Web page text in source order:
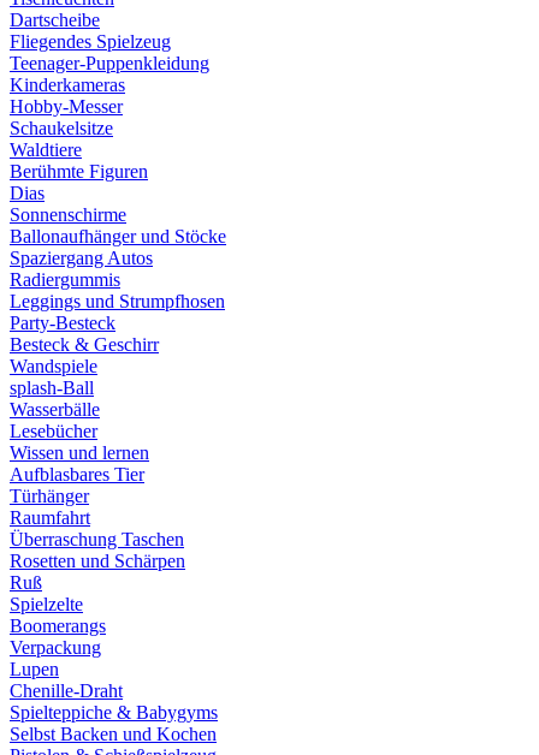
Dartscheibe
Fliegendes Spielzeug
Teenager-Puppenkleidung
Kinderkameras
Hobby-Messer
Schaukelsitze
Waldtiere
Berühmte Figuren
Dias
Sonnenschirme
Ballonaufhänger und Stöcke
Spaziergang Autos
Radiergummis
Leggings und Strumpfhosen
Party-Besteck
Besteck & Geschirr
Wandspiele
splash-Ball
Wasserbälle
Lesebücher
Wissen und lernen
Aufblasbares Tier
Türhänger
Raumfahrt
Überraschung Taschen
Rosetten und Schärpen
Ruß
Spielzelte
Boomerangs
Verpackung
Lupen
Chenille-Draht
Spielteppiche & Babygyms
Selbst Backen und Kochen